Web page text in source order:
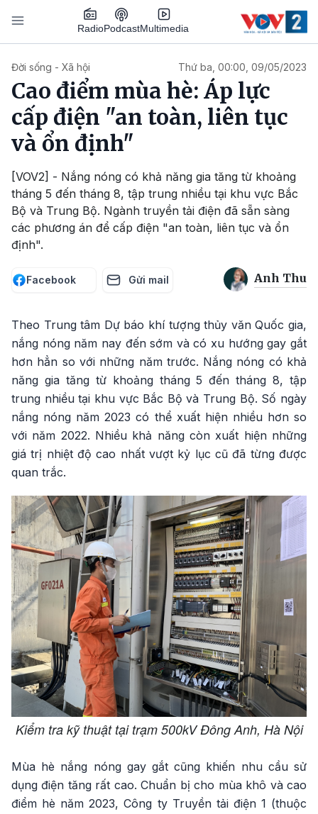
Nhảy đến nội dung
RadioPodcastMultimedia
Đời sống - Xã hội Thứ ba, 00:00, 09/05/2023
Cao điểm mùa hè: Áp lực
cấp điện "an toàn, liên tục
và ổn định"
[VOV2] - Nắng nóng có khả năng gia tăng từ khoảng
tháng 5 đến tháng 8, tập trung nhiều tại khu vực Bắc
Bộ và Trung Bộ. Ngành truyền tải điện đã sẵn sàng
các phương án để cấp điện "an toàn, liên tục và ổn
định".
Facebook Gửi mail Anh Thu
Theo Trung tâm Dự báo khí tượng thủy văn Quốc gia,
nắng nóng năm nay đến sớm và có xu hướng gay gắt
hơn hẳn so với những năm trước. Nắng nóng có khả
năng gia tăng từ khoảng tháng 5 đến tháng 8, tập
trung nhiều tại khu vực Bắc Bộ và Trung Bộ. Số ngày
nắng nóng năm 2023 có thể xuất hiện nhiều hơn so
với năm 2022. Nhiều khả năng còn xuất hiện những
giá trị nhiệt độ cao nhất vượt kỷ lục cũ đã từng được
quan trắc.
Kiểm tra kỹ thuật tại trạm 500kV Đông Anh, Hà Nội
Mùa hè nắng nóng gay gắt cũng khiến nhu cầu sử
dụng điện tăng rất cao. Chuẩn bị cho mùa khô và cao
điểm hè năm 2023, Công ty Truyền tải điện 1 (thuộc